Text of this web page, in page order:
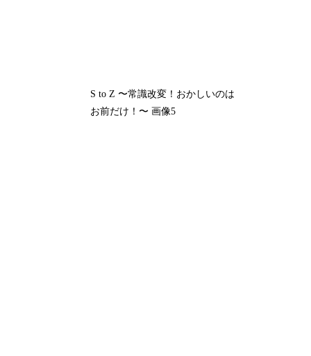
S to Z 〜常識改変！おかしいのは
お前だけ！〜 画像5